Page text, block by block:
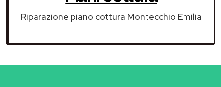
Riparazione piano cottura Montecchio Emilia